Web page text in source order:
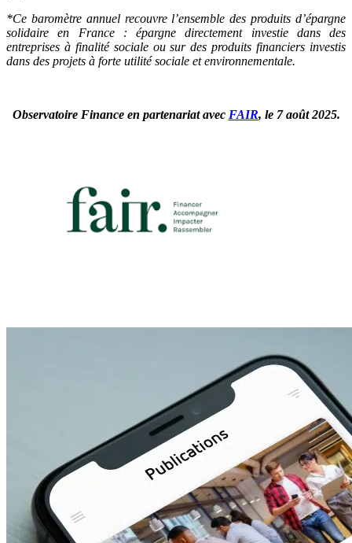
*Ce baromètre annuel recouvre l’ensemble des produits d’épargne
solidaire en France : épargne directement investie dans des
entreprises à finalité sociale ou sur des produits financiers investis
dans des projets à forte utilité sociale et environnementale.
Observatoire Finance en partenariat avec FAIR, le 7 août 2025.